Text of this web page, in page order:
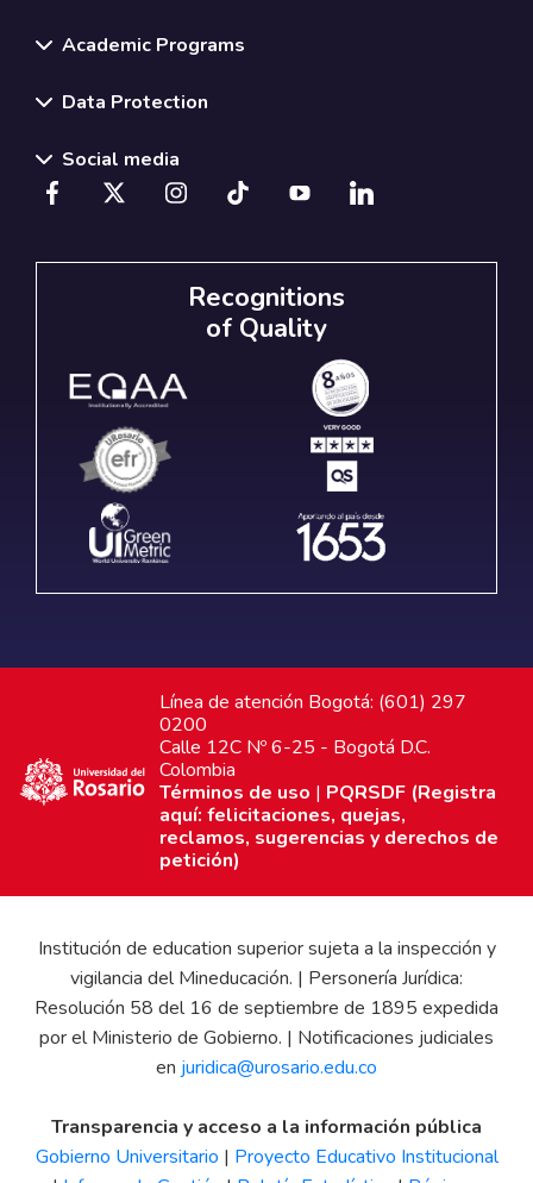
Academic Programs
Data Protection
Social media
Recognitions
of Quality
Línea de atención Bogotá: (601) 297
0200
Calle 12C Nº 6-25 - Bogotá D.C.
Colombia
Términos de uso | PQRSDF (Registra
aquí: felicitaciones, quejas,
reclamos, sugerencias y derechos de
petición)
Institución de education superior sujeta a la inspección y
vigilancia del Mineducación. | Personería Jurídica:
Resolución 58 del 16 de septiembre de 1895 expedida
por el Ministerio de Gobierno. | Notificaciones judiciales
en juridica@urosario.edu.co
Transparencia y acceso a la información pública
Gobierno Universitario | Proyecto Educativo Institucional